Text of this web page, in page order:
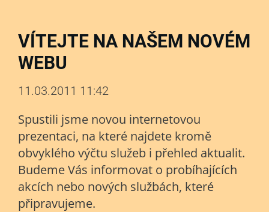
VÍTEJTE NA NAŠEM NOVÉM
WEBU
11.03.2011 11:42
Spustili jsme novou internetovou
prezentaci, na které najdete kromě
obvyklého výčtu služeb i přehled aktualit.
Budeme Vás informovat o probíhajících
akcích nebo nových službách, které
připravujeme.